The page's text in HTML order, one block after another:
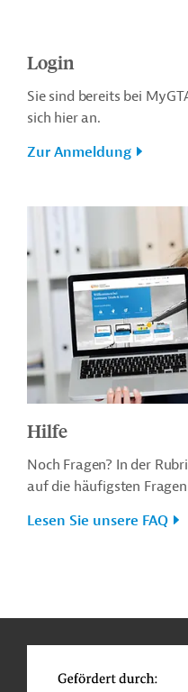
Login
Sie sind bereits bei
sich hier an.
Zur Anmeldung
Hilfe
Noch Fragen? In der
auf die häufigsten
Lesen Sie unsere FAQ